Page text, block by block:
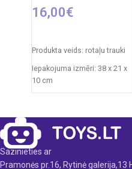
16,00€
Produkta veids: rotaļu trauki
Iepakojuma izmēri: 38 x 21 x
10 cm
Produkta materiāls:
plastmasa
Ieteicamais vecums: no 3
Sazinieties ar
Pramonės pr.16, Rytinė galerija,13